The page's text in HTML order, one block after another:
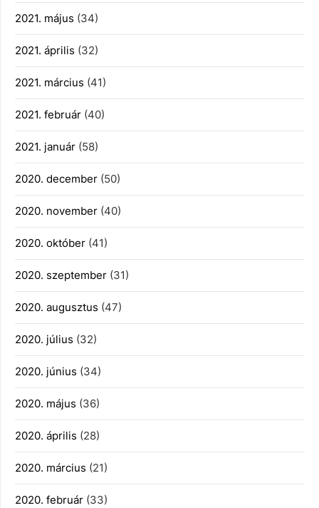
2021. május (34)
2021. április (32)
2021. március (41)
2021. február (40)
2021. január (58)
2020. december (50)
2020. november (40)
2020. október (41)
2020. szeptember (31)
2020. augusztus (47)
2020. július (32)
2020. június (34)
2020. május (36)
2020. április (28)
2020. március (21)
2020. február (33)